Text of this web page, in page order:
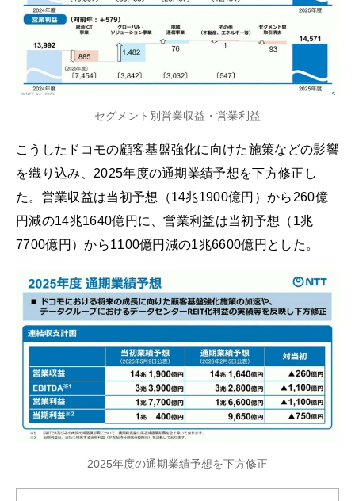
セグメント別営業収益・営業利益
こうしたドコモの顧客基盤強化に向けた施策などの影響
を織り込み、2025年度の通期業績予想を下方修正し
た。営業収益は当初予想（14兆1900億円）から260億
円減の14兆1640億円に、営業利益は当初予想（1兆
7700億円）から1100億円減の1兆6600億円とした。
2025年度の通期業績予想を下方修正